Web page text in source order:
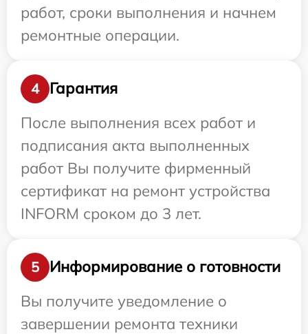
работ, сроки выполнения и начнем
ремонтные операции.
4
Гарантия
После выполнения всех работ и
подписания акта выполненных
работ Вы получите фирменный
сертификат на ремонт устройства
INFORM сроком до 3 лет.
5
Информирование о готовности
Вы получите уведомление о
завершении ремонта техники